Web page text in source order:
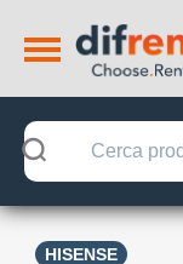
HISENSE